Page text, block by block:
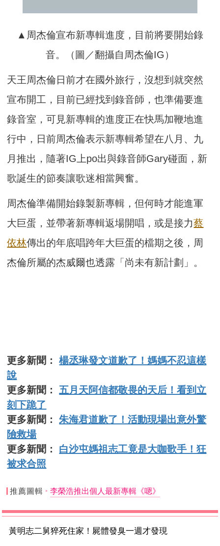
▲周杰倫宣布新專輯進度，目前將要開始錄
音。（圖／翻攝自周杰倫IG）
天王周杰倫日前才在國外旅行，沒想到就突然
宣布開工，目前已經找到錄音師，也準備要進
錄音室，可見新專輯的進度正在快馬加鞭地進
行中，日前周杰倫表示新專輯希望在八月、九
月推出，隨著IG上po出與錄音師Gary碰面，新
歌誕生的節奏讓歌迷相當興奮。
周杰倫準備開始錄製新專輯，但何時才能進軍
大巨蛋，並帶著新專輯返場開唱，或是接力蔡
依林傳出的年底唱跨年大巨蛋的檔期之後，周
杰倫所屬的杰威爾也透露「尚未有新計劃」。
更多新聞：楊丞琳發文道歉了！媽媽不忍這樣
說
更多新聞： 五月天阿信都敬畏的天后！看到立
刻下跪了
更多新聞：朱海君道歉了！活動現場出意外驚
險救場
更多新聞： 白沙屯媽祖志工竟是大咖歌手！狂
被求合照
推薦圖輯 李榮浩推出個人最新專輯《嗯》
黃明志二舅猝死住家！屍體發臭一週才發現